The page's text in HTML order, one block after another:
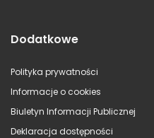
Dodatkowe
Polityka prywatności
Informacje o cookies
Biuletyn Informacji Publicznej
Deklaracja dostępności